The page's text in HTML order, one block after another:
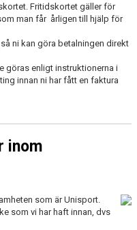
Fritidskortet gäller för
man får årligen till hjälp för
ni kan göra betalningen direkt
göras enligt instruktionerna i
innan ni har fått en faktura
inom
som är Unisport.
som vi har haft innan, dvs